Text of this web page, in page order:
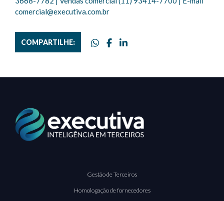
comercial@executiva.com.br
COMPARTILHE:
Gestão de Terceiros
Homologação de fornecedores